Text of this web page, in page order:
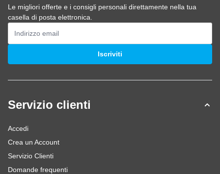
Le migliori offerte e i consigli personali direttamente nella tua
casella di posta elettronica.
Indirizzo email
Iscriviti
Servizio clienti
Accedi
Crea un Account
Servizio Clienti
Domande frequenti